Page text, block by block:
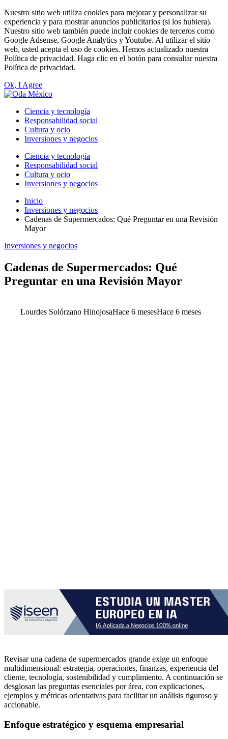
Nuestro sitio web utiliza cookies para mejorar y personalizar su
experiencia y para mostrar anuncios publicitarios (si los hubiera).
Nuestro sitio web también puede incluir cookies de terceros como
Google Adsense, Google Analytics y Youtube. Al utilizar el sitio
web, usted acepta el uso de cookies. Hemos actualizado nuestra
Política de privacidad. Haga clic en el botón para consultar nuestra
Política de privacidad.
Ok, I Agree
Ciencia y tecnología
Responsabilidad social
Cultura y ocio
Inversiones y negocios
Ciencia y tecnología
Responsabilidad social
Cultura y ocio
Inversiones y negocios
Inicio
Inversiones y negocios
Cadenas de Supermercados: Qué Preguntar en una Revisión
Mayor
Inversiones y negocios
Cadenas de Supermercados: Qué
Preguntar en una Revisión Mayor
Lourdes Solórzano HinojosaHace 6 mesesHace 6 meses
Revisar una cadena de supermercados grande exige un enfoque
multidimensional: estrategia, operaciones, finanzas, experiencia del
cliente, tecnología, sostenibilidad y cumplimiento. A continuación se
desglosan las preguntas esenciales por área, con explicaciones,
ejemplos y métricas orientativas para facilitar un análisis riguroso y
accionable.
Enfoque estratégico y esquema empresarial